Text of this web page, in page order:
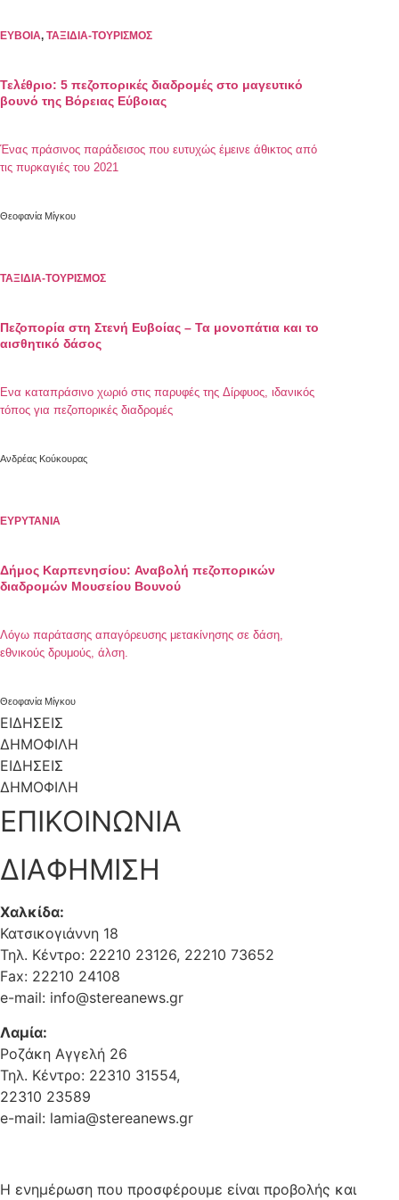
ΕΥΒΟΙΑ, ΤΑΞΙΔΙΑ-ΤΟΥΡΙΣΜΟΣ
Τελέθριο: 5 πεζοπορικές διαδρομές στο μαγευτικό
βουνό της Bόρειας Εύβοιας
Ένας πράσινος παράδεισος που ευτυχώς έμεινε άθικτος από
τις πυρκαγιές του 2021
Θεοφανία Μίγκου
ΤΑΞΙΔΙΑ-ΤΟΥΡΙΣΜΟΣ
Πεζοπορία στη Στενή Ευβοίας – Τα μονοπάτια και το
αισθητικό δάσος
Eνα καταπράσινο χωριό στις παρυφές της Δίρφυος, ιδανικός
τόπος για πεζοπορικές διαδρομές
Ανδρέας Κούκουρας
ΕΥΡΥΤΑΝΙΑ
Δήμος Καρπενησίου: Αναβολή πεζοπορικών
διαδρομών Μουσείου Βουνού
Λόγω παράτασης απαγόρευσης μετακίνησης σε δάση,
εθνικούς δρυμούς, άλση.
Θεοφανία Μίγκου
ΕΙΔΗΣΕΙΣ
ΔΗΜΟΦΙΛΗ
ΕΙΔΗΣΕΙΣ
ΔΗΜΟΦΙΛΗ
ΕΠΙΚΟΙΝΩΝΙΑ
ΔΙΑΦΗΜΙΣΗ
Χαλκίδα:
Κατσικογιάννη 18
Τηλ. Κέντρο: 22210 23126, 22210 73652
Fax: 22210 24108
e-mail: info@stereanews.gr
Λαμία:
Ροζάκη Αγγελή 26
Τηλ. Κέντρο: 22310 31554,
22310 23589
e-mail: lamia@stereanews.gr
Η ενημέρωση που προσφέρουμε είναι προβολής και